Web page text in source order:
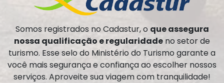
Somos registrados no Cadastur, o que assegura
nossa qualificação e regularidade no setor de
turismo. Esse selo do Ministério do Turismo garante a
você mais segurança e confiança ao escolher nossos
serviços. Aproveite sua viagem com tranquilidade!